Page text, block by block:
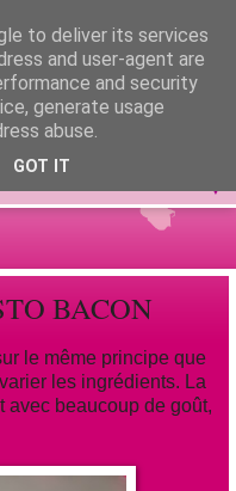
▼
BACON
le même principe que
les ingrédients. La
avec beaucoup de goût,
to deliver its services
and user-agent are
and security
generate usage
abuse.
GOT IT